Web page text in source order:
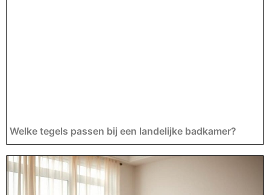
Welke tegels passen bij een landelijke badkamer?